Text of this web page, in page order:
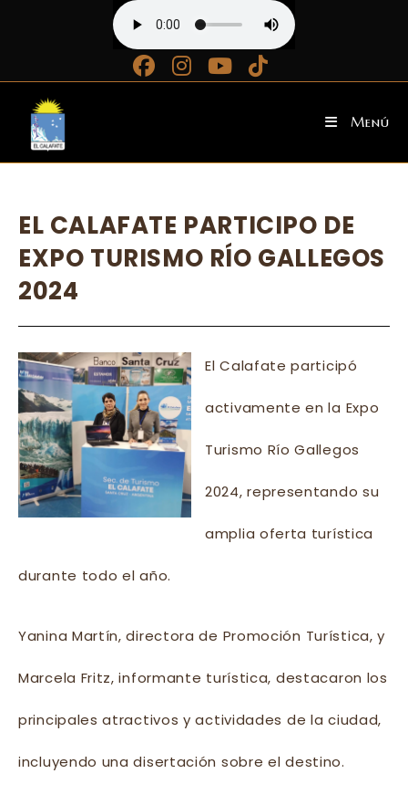
contenido
Menú
EL CALAFATE PARTICIPO DE
EXPO TURISMO RÍO GALLEGOS
2024
El Calafate participó
activamente en la Expo
Turismo Río Gallegos
2024, representando su
amplia oferta turística
durante todo el año.
Yanina Martín, directora de Promoción Turística, y
Marcela Fritz, informante turística, destacaron los
principales atractivos y actividades de la ciudad,
incluyendo una disertación sobre el destino.